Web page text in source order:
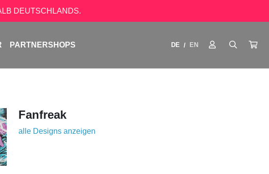
DEUTSCHLANDS.
PARTNERSHOPS DE / EN
Fanfreak
alle Designs anzeigen